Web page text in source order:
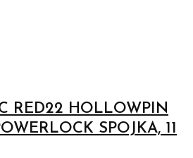
RED22 HOLLOWPIN
SPOJKA, 11